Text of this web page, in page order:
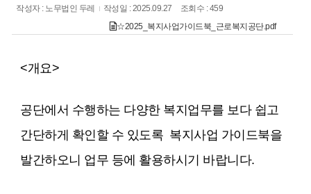
작성자 : 노무법인 두레 작성일 : 2025.09.27
조회수 : 459
☆2025_복지사업가이드북_근로복지공단.pdf
<개요>
공단에서 수행하는 다양한 복지업무를 보다 쉽고
간단하게 확인할 수 있도록 복지사업 가이드북을
발간하오니 업무 등에 활용하시기 바랍니다.